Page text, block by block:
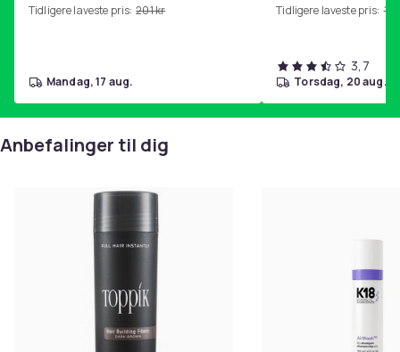
Produktsikkerhetsinformasjon
Tidligere laveste pris: 201 kr
mandag, 17 aug.
Tidligere laveste pris:
3,7
torsdag, 20 aug.
Anbefalinger til dig